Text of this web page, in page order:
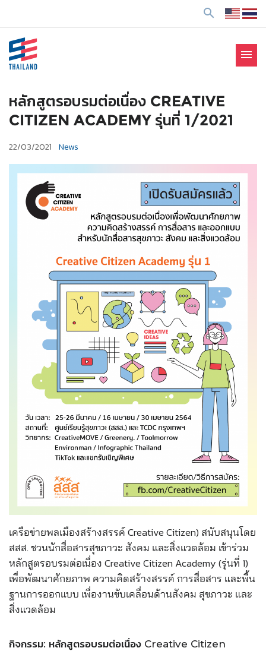
search
Enterprise: SE
menu
หลักสูตรอบรมต่อเนื่อง CREATIVE
CITIZEN ACADEMY รุ่นที่ 1/2021
22/03/2021 News
เครือข่ายพลเมืองสร้างสรรค์ Creative Citizen) สนับสนุนโดย
สสส. ชวนนักสื่อสารสุขภาวะ สังคม และสิ่งแวดล้อม เข้าร่วม
หลักสูตรอบรมต่อเนื่อง Creative Citizen Academy (รุ่นที่ 1)
เพื่อพัฒนาศักยภาพ ความคิดสร้างสรรค์ การสื่อสาร และพื้น
ฐานการออกแบบ เพื่องานขับเคลื่อนด้านสังคม สุขภาวะ และ
สิ่งแวดล้อม
กิจกรรม: หลักสูตรอบรมต่อเนื่อง Creative Citizen